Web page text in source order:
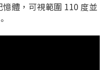
憶體，可視範圍 110 度並